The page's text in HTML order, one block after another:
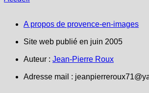
A propos de provence-en-images
Site web publié en juin 2005
Auteur : Jean-Pierre Roux
Adresse mail :